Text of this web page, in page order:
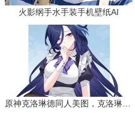
火影纲手水手装手机壁纸AI
原神克洛琳德同人美图，克洛琳德战败会怎样